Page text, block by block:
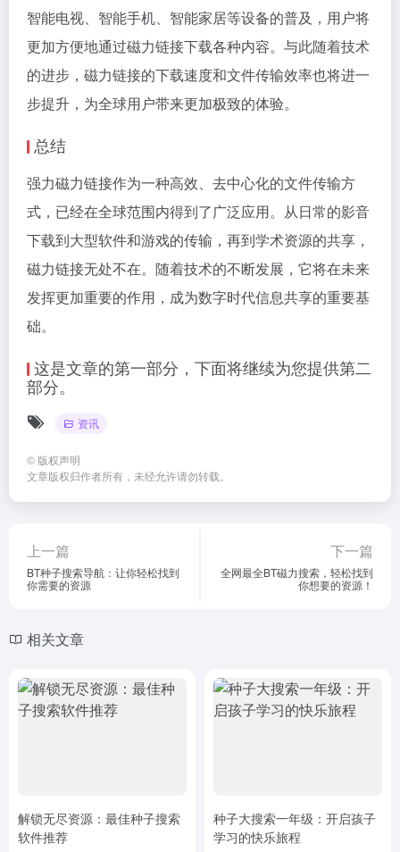
智能电视、智能手机、智能家居等设备的普及，用户将
更加方便地通过磁力链接下载各种内容。与此随着技术
的进步，磁力链接的下载速度和文件传输效率也将进一
步提升，为全球用户带来更加极致的体验。
总结
强力磁力链接作为一种高效、去中心化的文件传输方
式，已经在全球范围内得到了广泛应用。从日常的影音
下载到大型软件和游戏的传输，再到学术资源的共享，
磁力链接无处不在。随着技术的不断发展，它将在未来
发挥更加重要的作用，成为数字时代信息共享的重要基
础。
这是文章的第一部分，下面将继续为您提供第二
部分。
资讯
© 版权声明
文章版权归作者所有，未经允许请勿转载。
上一篇
BT种子搜索导航：让你轻松找到
你需要的资源
下一篇
全网最全BT磁力搜索，轻松找到
你想要的资源！
相关文章
解锁无尽资源：最佳种子搜索
软件推荐
种子大搜索一年级：开启孩子
学习的快乐旅程